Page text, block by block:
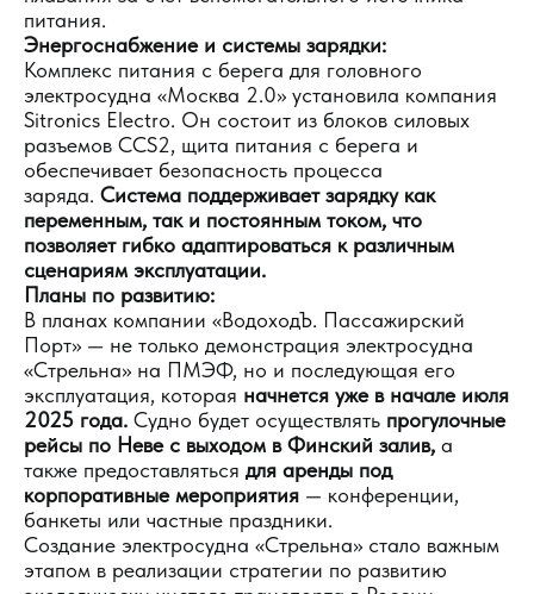
питания.
Энергоснабжение и системы зарядки:
Комплекс питания с берега для головного
электросудна «Москва 2.0» установила компания
Sitronics Electro. Он состоит из блоков силовых
разъемов CCS2, щита питания с берега и
обеспечивает безопасность процесса
заряда. Система поддерживает зарядку как
переменным, так и постоянным током, что
позволяет гибко адаптироваться к различным
сценариям эксплуатации.
Планы по развитию:
В планах компании «ВодоходЪ. Пассажирский
Порт» — не только демонстрация электросудна
«Стрельна» на ПМЭФ, но и последующая его
эксплуатация, которая начнется уже в начале июля
2025 года. Судно будет осуществлять прогулочные
рейсы по Неве с выходом в Финский залив, а
также предоставляться для аренды под
корпоративные мероприятия — конференции,
банкеты или частные праздники.
Создание электросудна «Стрельна» стало важным
этапом в реализации стратегии по развитию